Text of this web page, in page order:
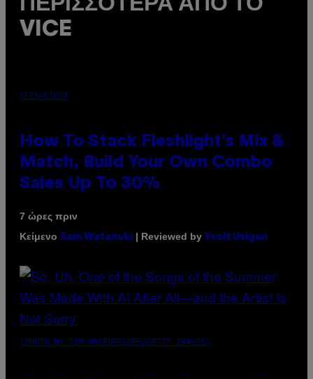
ΠΕΡΙΣΣΌΤΕΡΑ ΑΠΌ ΤΟ
VICE
FLESHLIGHT
How To Stack Fleshlight’s Mix &
Match, Build Your Own Combo
Sales Up To 30%
7 ώρες πριν
Κείμενο Sam Watanuki | Reviewed by Ysolt Usigan
(PHOTO BY TIM MOSENFELDER/GETTY IMAGES)